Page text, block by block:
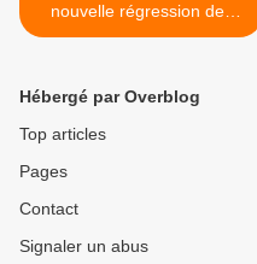
nouvelle régression des
droits sociaux - 23/03/2023
Hébergé par Overblog
Top articles
Pages
Contact
Signaler un abus